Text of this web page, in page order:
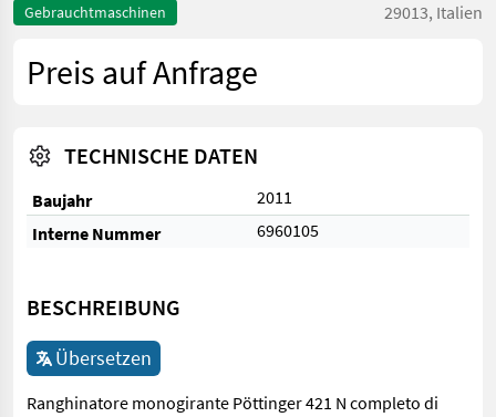
Gebrauchtmaschinen 29013, Italien
Preis auf Anfrage
TECHNISCHE DATEN
Baujahr
2011
Interne Nummer
6960105
BESCHREIBUNG
Übersetzen
Ranghinatore monogirante Pöttinger 421 N completo di